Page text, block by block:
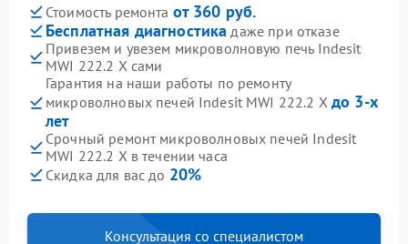
Стоимость ремонта от 360 руб.
Бесплатная диагностика даже при отказе
Привезем и увезем микроволновую печь Indesit
MWI 222.2 X сами
Гарантия на наши работы по ремонту
микроволновых печей Indesit MWI 222.2 X до 3-х
лет
Срочный ремонт микроволновых печей Indesit
MWI 222.2 X в течении часа
Скидка для вас до 20%
Консультация со специалистом